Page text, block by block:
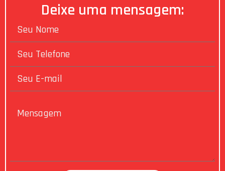
Deixe uma mensagem: